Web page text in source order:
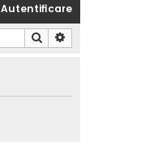
Autentificare
Căutare